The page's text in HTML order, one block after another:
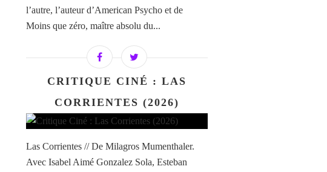
l’autre, l’auteur d’American Psycho et de
Moins que zéro, maître absolu du...
CRITIQUE CINÉ : LAS
CORRIENTES (2026)
Las Corrientes // De Milagros Mumenthaler.
Avec Isabel Aimé Gonzalez Sola, Esteban